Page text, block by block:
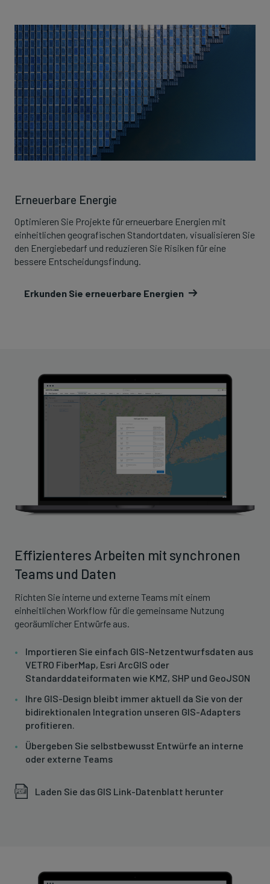
Erneuerbare Energie
Optimieren Sie Projekte für erneuerbare Energien mit
einheitlichen geografischen Standortdaten, visualisieren Sie
den Energiebedarf und reduzieren Sie Risiken für eine
bessere Entscheidungsfindung.
Erkunden Sie erneuerbare Energien
Effizienteres Arbeiten mit synchronen
Teams und Daten
Richten Sie interne und externe Teams mit einem
einheitlichen Workflow für die gemeinsame Nutzung
georäumlicher Entwürfe aus.
Importieren Sie einfach GIS-Netzentwurfsdaten aus
VETRO FiberMap, Esri ArcGIS oder
Standarddateiformaten wie KMZ, SHP und GeoJSON
Ihre GIS-Design bleibt immer aktuell da Sie von der
bidirektionalen Integration unseren GIS-Adapters
profitieren.
Übergeben Sie selbstbewusst Entwürfe an interne
oder externe Teams
Laden Sie das GIS Link-Datenblatt herunter